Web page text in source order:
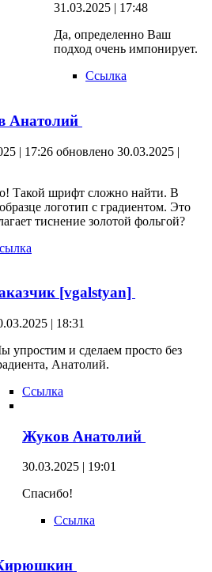
31.03.2025 | 17:48
Да, определенно Ваш
подход очень импонирует.
Ссылка
Анатолий
| 17:26 обновлено 30.03.2025 |
Такой шрифт сложно найти. В
логотип с градиентом. Это
тиснение золотой фольгой?
[vgalstyan]
| 18:31
упростим и сделаем просто без
Анатолий.
Ссылка
Жуков Анатолий
30.03.2025 | 19:01
Спасибо!
Ссылка